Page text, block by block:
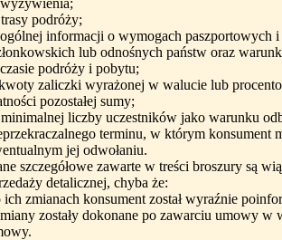
podróży;
informacji o wymogach paszportowych
lub odnośnych państw oraz
podróży i pobytu;
zaliczki wyrażonej w walucie lub
pozostałej sumy;
liczby uczestników jako warunku
terminu, w którym konsument
jej odwołaniu.
szczegółowe zawarte w treści broszury są
detalicznej, chyba że:
ich zmianach konsument został wyraźnie
zostały dokonane po zawarciu umowy